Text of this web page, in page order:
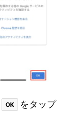
OK
をタップ